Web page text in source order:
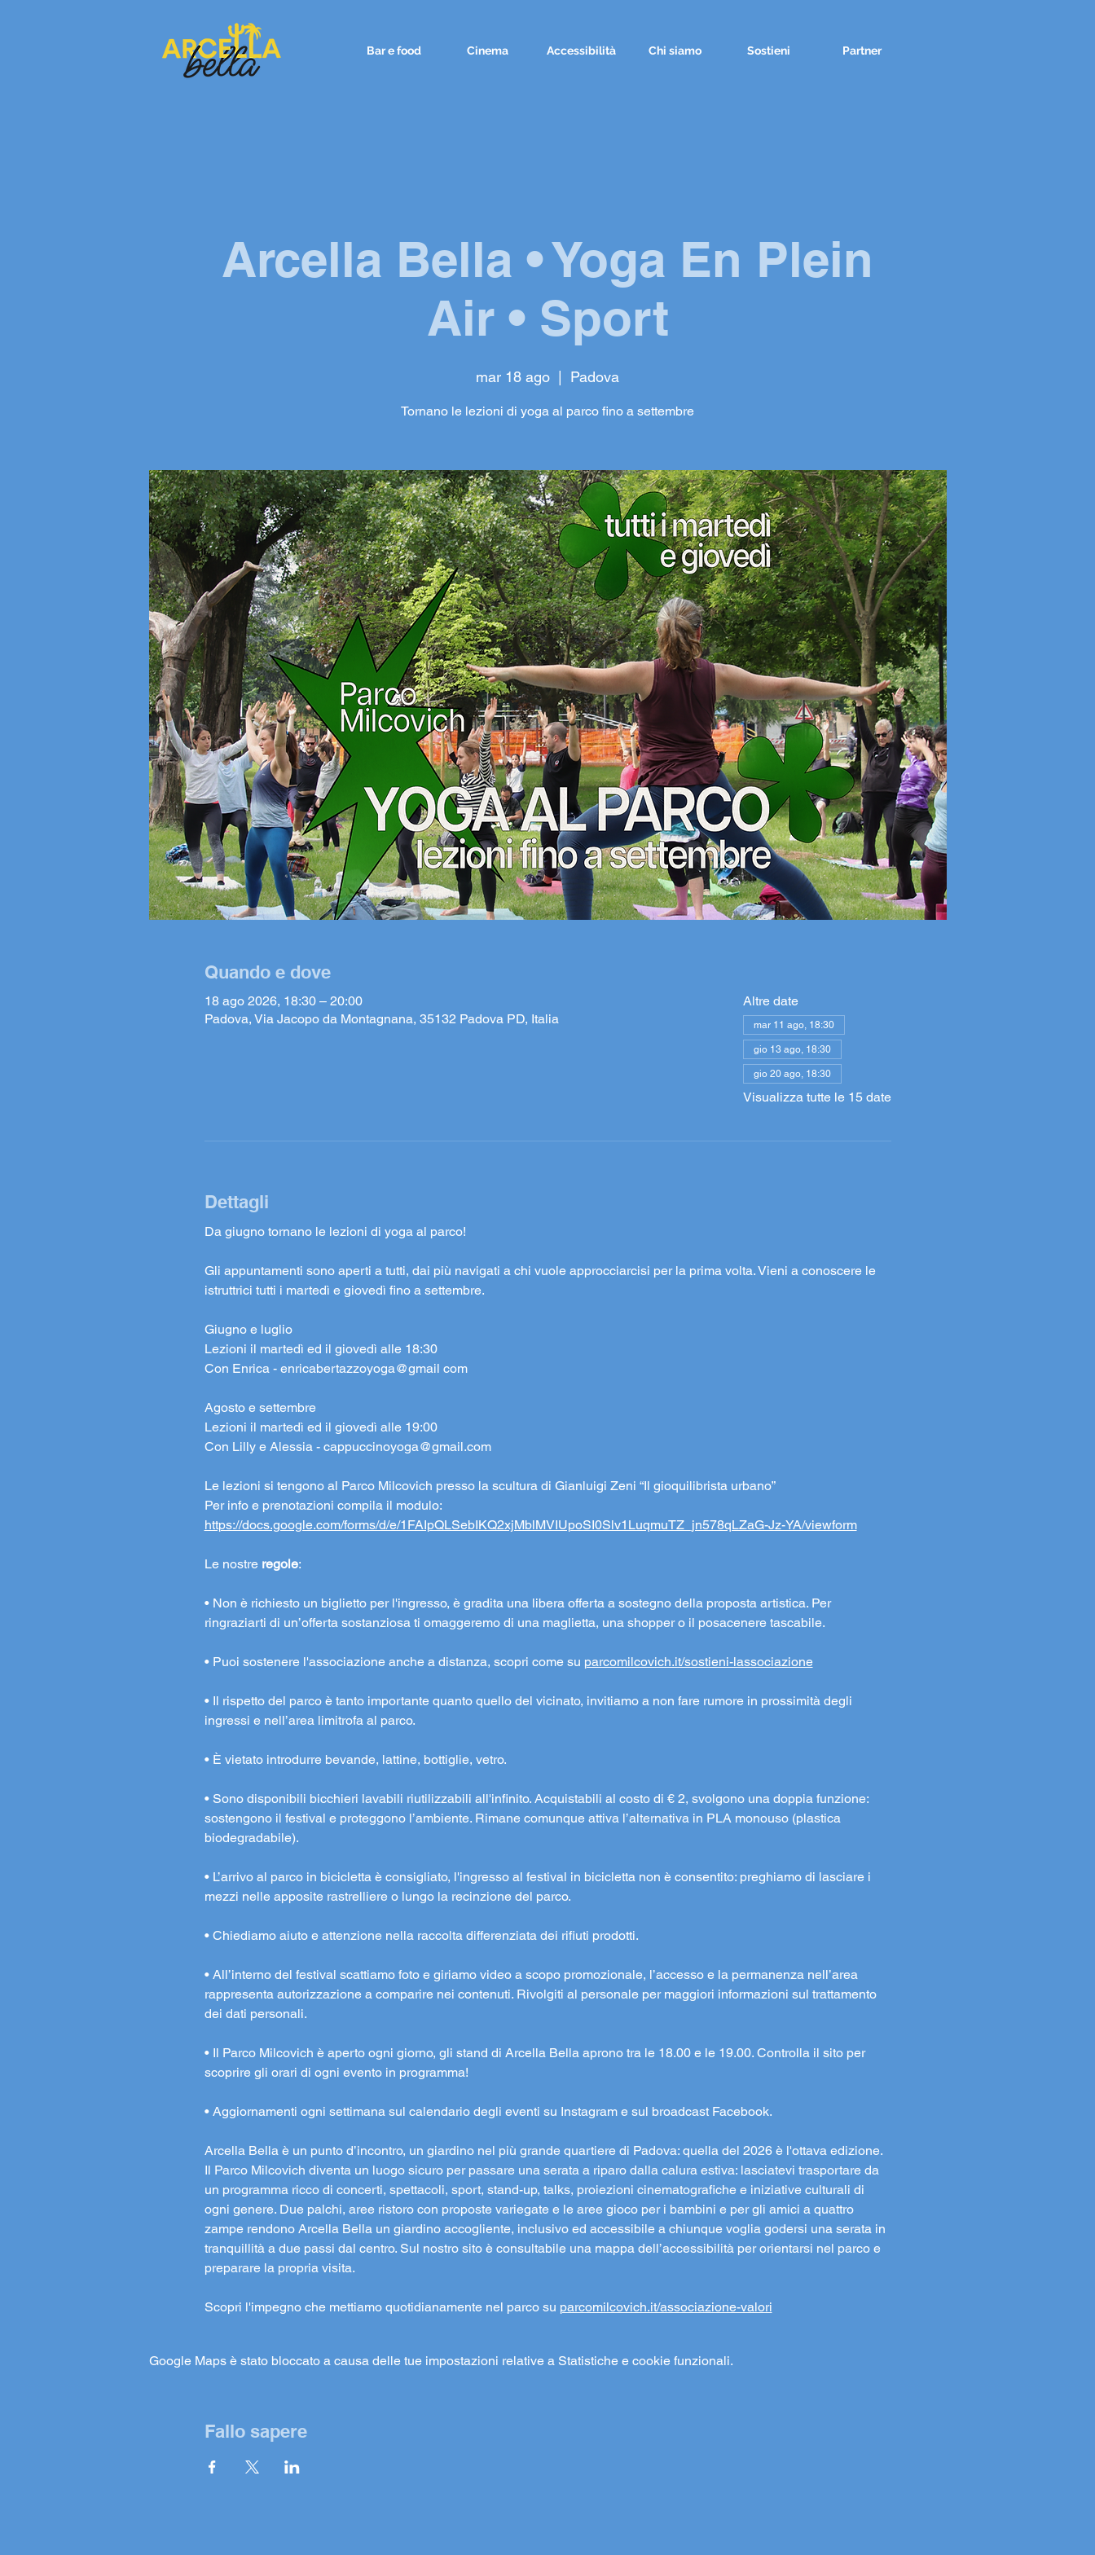
Bar e food Cinema Accessibilità Chi siamo Sostieni Partner
Arcella Bella • Yoga En Plein
Air • Sport
mar 18 ago Padova
Tornano le lezioni di yoga al parco fino a settembre
Quando e dove
18 ago 2026, 18:30 – 20:00
Padova, Via Jacopo da Montagnana, 35132 Padova PD, Italia
Altre date
mar 11 ago, 18:30
gio 13 ago, 18:30
gio 20 ago, 18:30
Visualizza tutte le 15 date
Dettagli
Da giugno tornano le lezioni di yoga al parco!
Gli appuntamenti sono aperti a tutti, dai più navigati a chi vuole approcciarcisi per la prima volta. Vieni a conoscere le
istruttrici tutti i martedì e giovedì fino a settembre.
Giugno e luglio
Lezioni il martedì ed il giovedì alle 18:30
Con Enrica - enricabertazzoyoga@gmail com
Agosto e settembre
Lezioni il martedì ed il giovedì alle 19:00
Con Lilly e Alessia - cappuccinoyoga@gmail.com
Le lezioni si tengono al Parco Milcovich presso la scultura di Gianluigi Zeni “Il gioquilibrista urbano”
Per info e prenotazioni compila il modulo:
https://docs.google.com/forms/d/e/1FAIpQLSebIKQ2xjMblMVIUpoSI0Slv1LuqmuTZ_jn578qLZaG-Jz-YA/viewform
Le nostre regole:
• Non è richiesto un biglietto per l'ingresso, è gradita una libera offerta a sostegno della proposta artistica. Per
ringraziarti di un’offerta sostanziosa ti omaggeremo di una maglietta, una shopper o il posacenere tascabile.
• Puoi sostenere l'associazione anche a distanza, scopri come su parcomilcovich.it/sostieni-lassociazione
• Il rispetto del parco è tanto importante quanto quello del vicinato, invitiamo a non fare rumore in prossimità degli
ingressi e nell’area limitrofa al parco.
• È vietato introdurre bevande, lattine, bottiglie, vetro.
• Sono disponibili bicchieri lavabili riutilizzabili all'infinito. Acquistabili al costo di € 2, svolgono una doppia funzione:
sostengono il festival e proteggono l’ambiente. Rimane comunque attiva l’alternativa in PLA monouso (plastica
biodegradabile).
• L’arrivo al parco in bicicletta è consigliato, l'ingresso al festival in bicicletta non è consentito: preghiamo di lasciare i
mezzi nelle apposite rastrelliere o lungo la recinzione del parco.
• Chiediamo aiuto e attenzione nella raccolta differenziata dei rifiuti prodotti.
• All’interno del festival scattiamo foto e giriamo video a scopo promozionale, l’accesso e la permanenza nell’area
rappresenta autorizzazione a comparire nei contenuti. Rivolgiti al personale per maggiori informazioni sul trattamento
dei dati personali.
• Il Parco Milcovich è aperto ogni giorno, gli stand di Arcella Bella aprono tra le 18.00 e le 19.00. Controlla il sito per
scoprire gli orari di ogni evento in programma!
• Aggiornamenti ogni settimana sul calendario degli eventi su Instagram e sul broadcast Facebook.
Arcella Bella è un punto d’incontro, un giardino nel più grande quartiere di Padova: quella del 2026 è l'ottava edizione.
Il Parco Milcovich diventa un luogo sicuro per passare una serata a riparo dalla calura estiva: lasciatevi trasportare da
un programma ricco di concerti, spettacoli, sport, stand-up, talks, proiezioni cinematografiche e iniziative culturali di
ogni genere. Due palchi, aree ristoro con proposte variegate e le aree gioco per i bambini e per gli amici a quattro
zampe rendono Arcella Bella un giardino accogliente, inclusivo ed accessibile a chiunque voglia godersi una serata in
tranquillità a due passi dal centro. Sul nostro sito è consultabile una mappa dell’accessibilità per orientarsi nel parco e
preparare la propria visita.
Scopri l'impegno che mettiamo quotidianamente nel parco su parcomilcovich.it/associazione-valori
Google Maps è stato bloccato a causa delle tue impostazioni relative a Statistiche e cookie funzionali.
Fallo sapere